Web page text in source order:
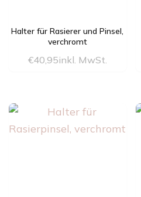
Halter für Rasierer und Pinsel,
verchromt
€40,95inkl. MwSt.